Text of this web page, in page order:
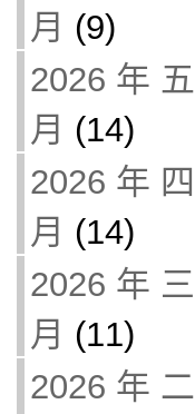
月 (9)
2026 年 五
月 (14)
2026 年 四
月 (14)
2026 年 三
月 (11)
2026 年 二